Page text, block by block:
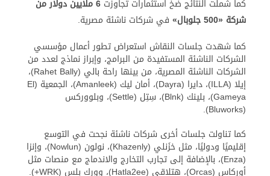
كما شملت النتائج ضخ استثمارات تجاوزت
6 ملايين دولار من
شركة «500 جلوبال»
في شركات ناشئة مصرية.
كما شهدت جلسات النقاش استعراض تطور أعمال مؤسسي
الشركات الناشئة المستفيدة من البرامج، وإبراز نماذج لعدد من
الشركات الناشئة المصرية، من بينها راحة بالي (Rahet Bally)،
إيلا (ILLA)، دايرا (Dayra)، أمان ليك (Amanleek)، الجمعية (El
Gameya)، بلينك (Blnk)، سِتِل (Settle)، وبلووركس
(Bluworks).
كما تناولت جلسات أخرى شركات ناشئة نجحت في التوسع
إقليميًا ودوليًا، مثل خزَنلي (Khazenly)، نولون (Nowlun)، وإنزا
(Enza)، بالإضافة إلى تجارب التخارج والاندماج مع منصات مثل
أوركاس (Orcas)، هتلاقي (Hatla2ee)، وورك بلس (WRK+).